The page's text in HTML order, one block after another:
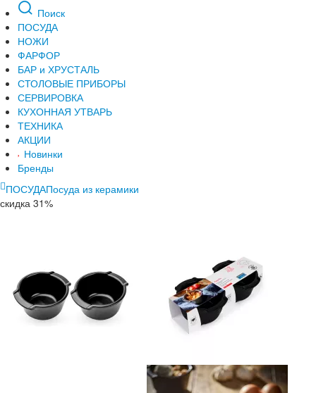
Поиск
ПОСУДА
НОЖИ
ФАРФОР
БАР и ХРУСТАЛЬ
СТОЛОВЫЕ ПРИБОРЫ
СЕРВИРОВКА
КУХОННАЯ УТВАРЬ
ТЕХНИКА
АКЦИИ
Новинки
Бренды
ПОСУДАПосуда из керамики
скидка 31%